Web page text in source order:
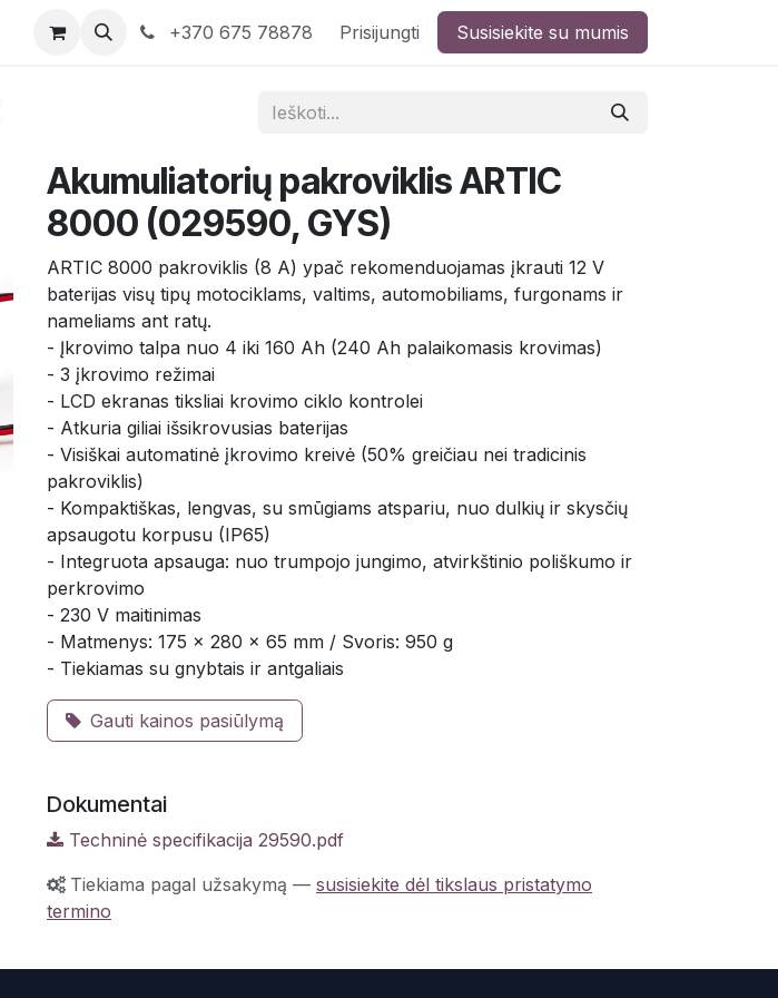
+370 675 78878 Prisijungti Susisiekite su mumis
Akumuliatorių pakroviklis ARTIC
8000 (029590, GYS)
ARTIC 8000 pakroviklis (8 A) ypač rekomenduojamas įkrauti 12 V
baterijas visų tipų motociklams, valtims, automobiliams, furgonams ir
nameliams ant ratų.
- Įkrovimo talpa nuo 4 iki 160 Ah (240 Ah palaikomasis krovimas)
- 3 įkrovimo režimai
- LCD ekranas tiksliai krovimo ciklo kontrolei
- Atkuria giliai išsikrovusias baterijas
- Visiškai automatinė įkrovimo kreivė (50% greičiau nei tradicinis
pakroviklis)
- Kompaktiškas, lengvas, su smūgiams atspariu, nuo dulkių ir skysčių
apsaugotu korpusu (IP65)
- Integruota apsauga: nuo trumpojo jungimo, atvirkštinio poliškumo ir
perkrovimo
- 230 V maitinimas
- Matmenys: 175 x 280 x 65 mm / Svoris: 950 g
- Tiekiamas su gnybtais ir antgaliais
Gauti kainos pasiūlymą
Dokumentai
Techninė specifikacija 29590.pdf
Tiekiama pagal užsakymą — susisiekite dėl tikslaus pristatymo
termino